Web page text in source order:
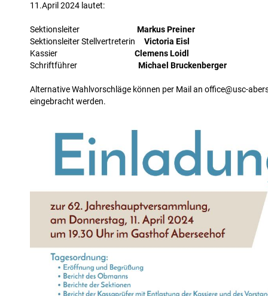
11.April 2024 lautet:
Sektionsleiter Markus Preiner
Sektionsleiter Stellvertreterin Victoria Eisl
Kassier Clemens Loidl
Schriftführer Michael Bruckenberger
Alternative Wahlvorschläge können per Mail an office@usc-
eingebracht werden.